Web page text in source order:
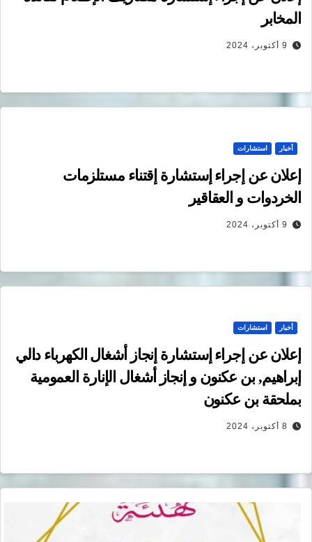
المخابر
9 أكتوبر، 2024
أخبار استشارات
إعلان عن إجراء إستشارة إقتناء مستلزمات
الخردوات و العقاقير
9 أكتوبر، 2024
أخبار استشارات
إعلان عن إجراء إستشارة إنجاز أشغال الكهرباء دالي
إبراهيم, بن عكنون و إنجاز أشغال الإنارة العمومية
بملحقة بن عكنون
8 أكتوبر، 2024